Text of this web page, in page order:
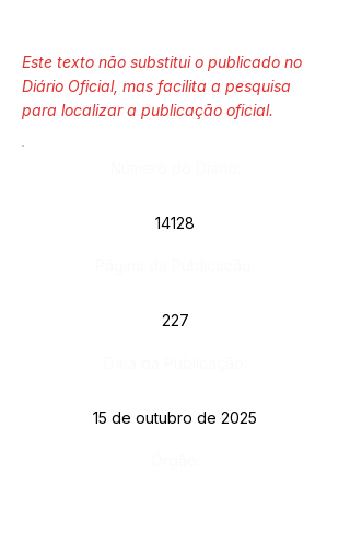
Este texto não substitui o publicado no
Diário Oficial, mas facilita a pesquisa
para localizar a publicação oficial.
14128
227
15 de outubro de 2025